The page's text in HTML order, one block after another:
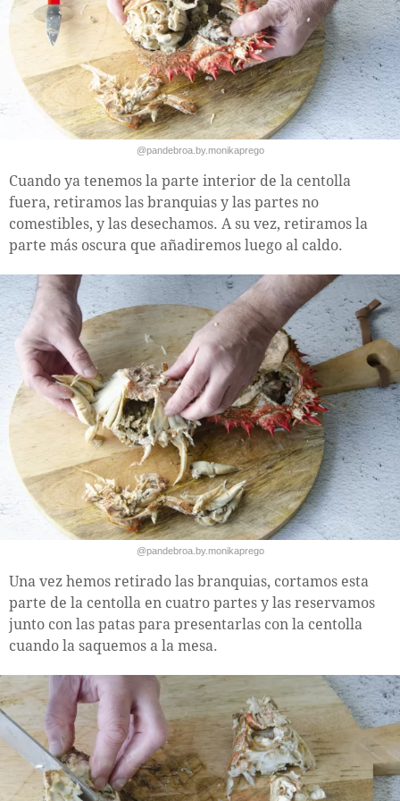
@pandebroa.by.monikaprego
Cuando ya tenemos la parte interior de la centolla
fuera, retiramos las branquias y las partes no
comestibles, y las desechamos. A su vez, retiramos la
parte más oscura que añadiremos luego al caldo.
@pandebroa.by.monikaprego
Una vez hemos retirado las branquias, cortamos esta
parte de la centolla en cuatro partes y las reservamos
junto con las patas para presentarlas con la centolla
cuando la saquemos a la mesa.